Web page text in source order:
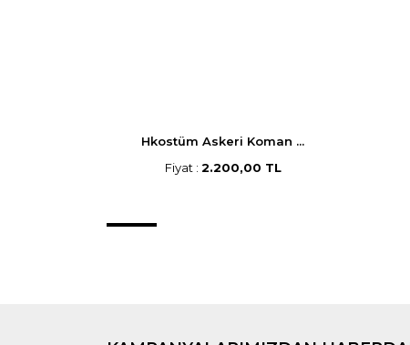
Hkostüm Askeri Koman ...
Fiyat : 2.200,00 TL